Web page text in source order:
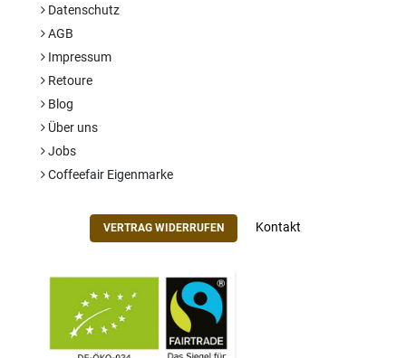
Datenschutz
AGB
Impressum
Retoure
Blog
Über uns
Jobs
Coffeefair Eigenmarke
VERTRAG WIDERRUFEN Kontakt